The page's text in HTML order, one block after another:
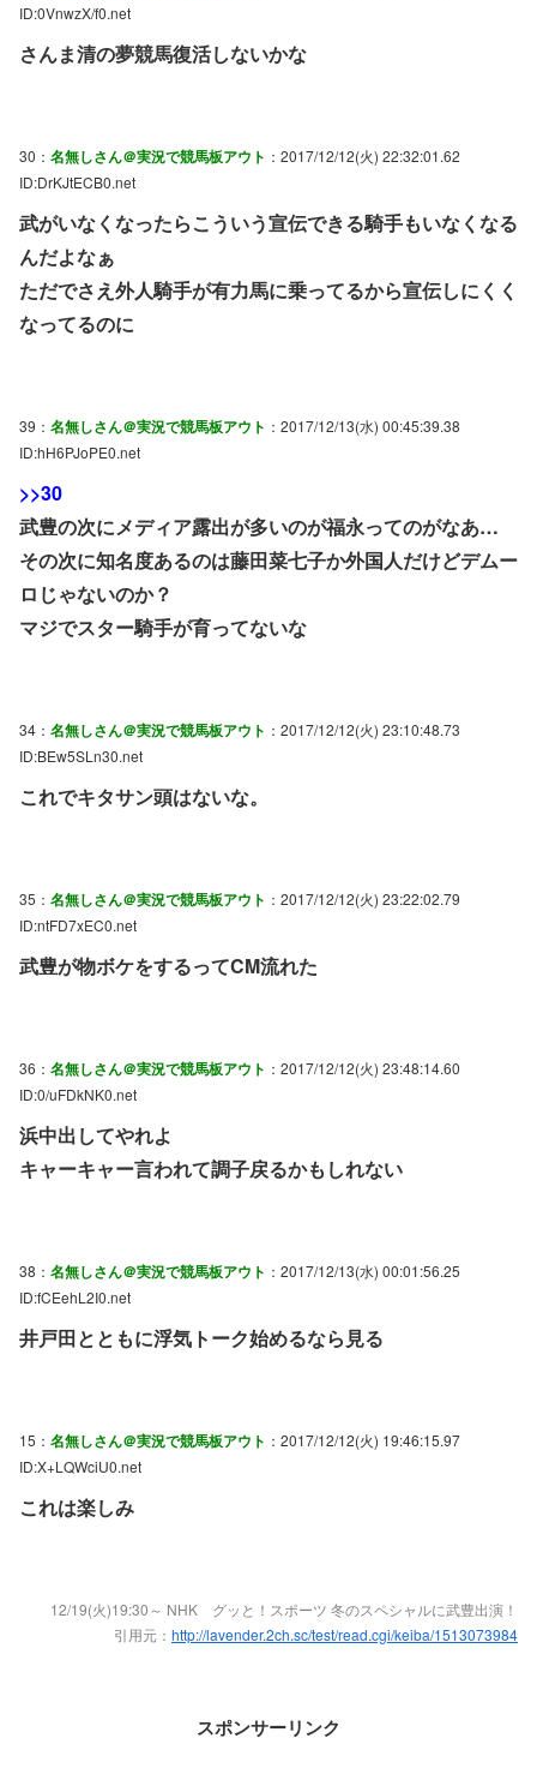
ID:0VnwzX/f0.net
さんま清の夢競馬復活しないかな
30： 名無しさん＠実況で競馬板アウト ：2017/12/12(火) 22:32:01.62
ID:DrKJtECB0.net
武がいなくなったらこういう宣伝できる騎手もいなくなる
んだよなぁ
ただでさえ外人騎手が有力馬に乗ってるから宣伝しにくく
なってるのに
39： 名無しさん＠実況で競馬板アウト ：2017/12/13(水) 00:45:39.38
ID:hH6PJoPE0.net
>>30
武豊の次にメディア露出が多いのが福永ってのがなあ…
その次に知名度あるのは藤田菜七子か外国人だけどデムー
ロじゃないのか？
マジでスター騎手が育ってないな
34： 名無しさん＠実況で競馬板アウト ：2017/12/12(火) 23:10:48.73
ID:BEw5SLn30.net
これでキタサン頭はないな。
35： 名無しさん＠実況で競馬板アウト ：2017/12/12(火) 23:22:02.79
ID:ntFD7xEC0.net
武豊が物ボケをするってCM流れた
36： 名無しさん＠実況で競馬板アウト ：2017/12/12(火) 23:48:14.60
ID:0/uFDkNK0.net
浜中出してやれよ
キャーキャー言われて調子戻るかもしれない
38： 名無しさん＠実況で競馬板アウト ：2017/12/13(水) 00:01:56.25
ID:fCEehL2I0.net
井戸田とともに浮気トーク始めるなら見る
15： 名無しさん＠実況で競馬板アウト ：2017/12/12(火) 19:46:15.97
ID:X+LQWciU0.net
これは楽しみ
12/19(火)19:30～ NHK グッと！スポーツ 冬のスペシャルに武豊出演！
引用元： http://lavender.2ch.sc/test/read.cgi/keiba/1513073984
スポンサーリンク